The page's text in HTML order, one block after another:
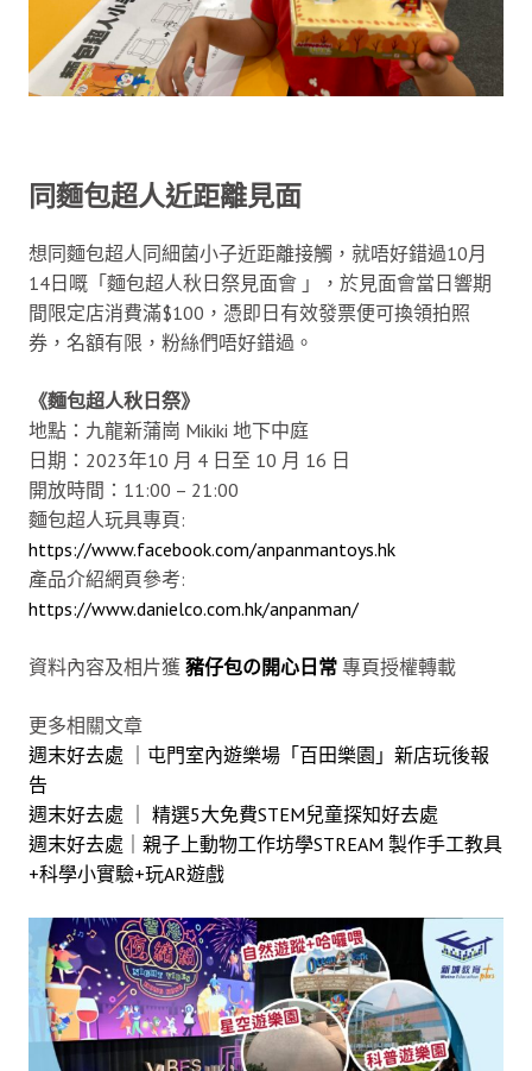
同麵包超人近距離見面
想同麵包超人同細菌小子近距離接觸，就唔好錯過10月
14日嘅「麵包超人秋日祭見面會 」，於見面會當日響期
間限定店消費滿$100，憑即日有效發票便可換領拍照
券，名額有限，粉絲們唔好錯過。
《麵包超人秋日祭》
地點：九龍新蒲崗 Mikiki 地下中庭
日期：2023年10 月 4 日至 10 月 16 日
開放時間：11:00 – 21:00
麵包超人玩具專頁:
https://www.facebook.com/anpanmantoys.hk
產品介紹網頁參考:
https://www.danielco.com.hk/anpanman/
資料內容及相片獲 豬仔包の開心日常 專頁授權轉載
更多相關文章
週末好去處 ｜屯門室內遊樂場「百田樂園」新店玩後報
告
週末好去處 ｜ 精選5大免費STEM兒童探知好去處
週末好去處｜親子上動物工作坊學STREAM 製作手工教具
+科學小實驗+玩AR遊戲